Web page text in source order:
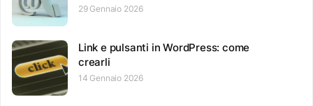
29 Gennaio 2026
Link e pulsanti in WordPress: come
crearli
14 Gennaio 2026